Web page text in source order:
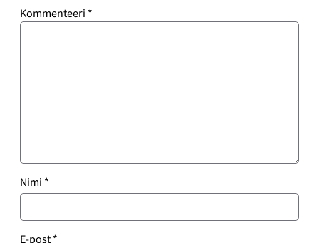
Kommenteeri *
Nimi *
E-post*